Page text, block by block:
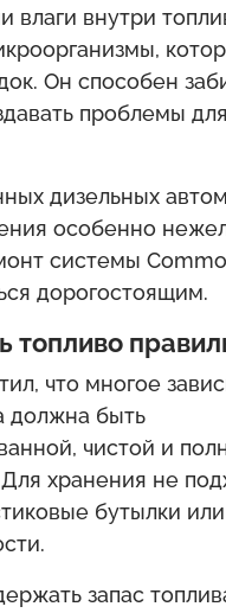
влаги внутри
Он способен
проблемы
дизельных
особенно
системы
дорогостоящим.
топливо
что многое
должна быть
чистой и
хранения не
бутылки
запас